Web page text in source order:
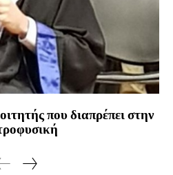
που διαπρέπει στην